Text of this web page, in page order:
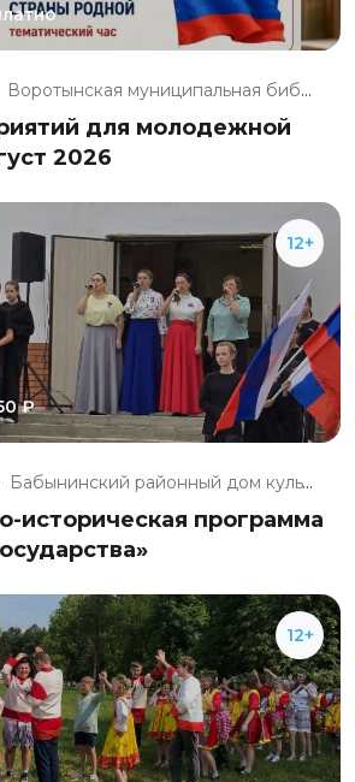
Воротынская муниципальная библ...
для молодежной
2026
12+
₽
Бабынинский районный дом культ...
историческая программа
12+